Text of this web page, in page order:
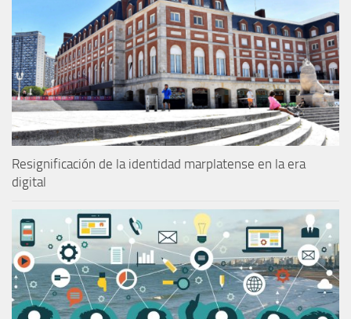
Resignificación de la identidad marplatense en la era
digital